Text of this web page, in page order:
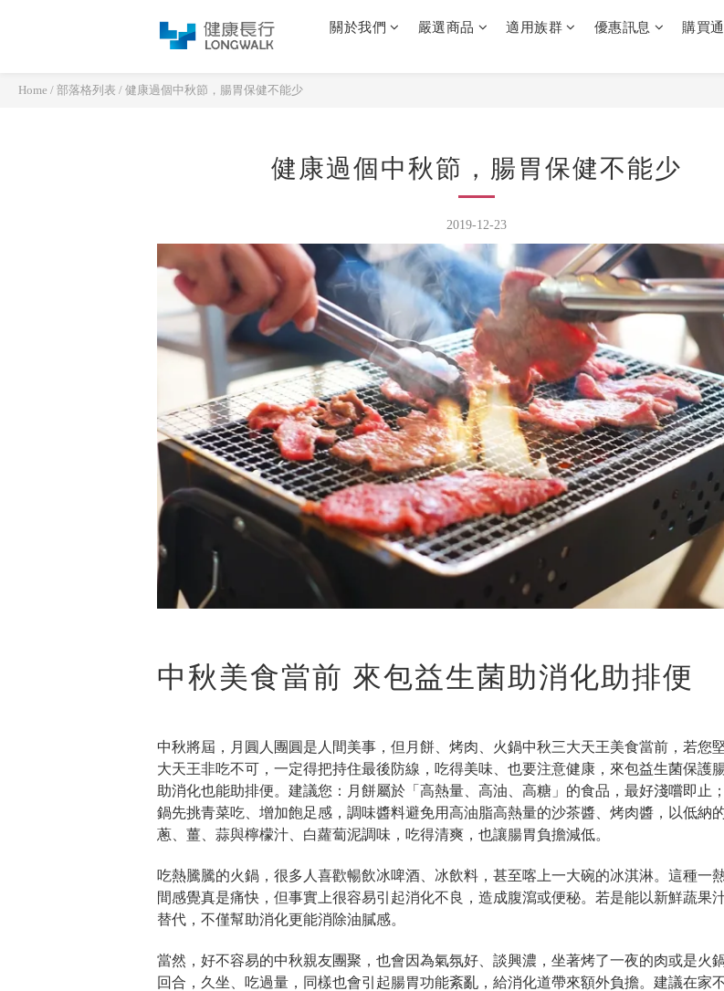
關於我們 嚴選商品 適用族群 優惠訊息 購買
Home / 部落格列表 / 健康過個中秋節，腸胃保健不能少
健康過個中秋節，腸胃保健不能少
2019-12-23
中秋美食當前 來包益生菌助消化助排便
中秋將屆，月圓人團圓是人間美事，但月餅、烤肉、火鍋中秋三大天王美食當前，若您
大天王非吃不可，一定得把持住最後防線，吃得美味、也要注意健康，來包益生菌保護
助消化也能助排便。建議您：月餅屬於「高熱量、高油、高糖」的食品，最好淺嚐即止
鍋先挑青菜吃、增加飽足感，調味醬料避免用高油脂高熱量的沙茶醬、烤肉醬，以低納
蔥、薑、蒜與檸檬汁、白蘿蔔泥調味，吃得清爽，也讓腸胃負擔減低。
吃熱騰騰的火鍋，很多人喜歡暢飲冰啤酒、冰飲料，甚至喀上一大碗的冰淇淋。這種一
間感覺真是痛快，但事實上很容易引起消化不良，造成腹瀉或便秘。若是能以新鮮蔬果
替代，不僅幫助消化更能消除油膩感。
當然，好不容易的中秋親友團聚，也會因為氣氛好、談興濃，坐著烤了一夜的肉或是火
回合，久坐、吃過量，同樣也會引起腸胃功能紊亂，給消化道帶來額外負擔。建議在家